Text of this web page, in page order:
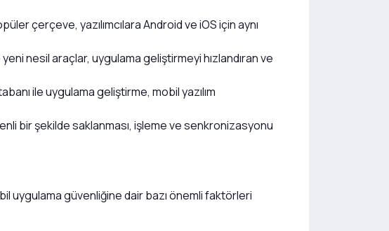
çerçeve, yazılımcılara Android ve iOS için aynı
nesil araçlar, uygulama geliştirmeyi hızlandıran ve
ile uygulama geliştirme, mobil yazılım
bir şekilde saklanması, işleme ve senkronizasyonu
uygulama güvenliğine dair bazı önemli faktörleri